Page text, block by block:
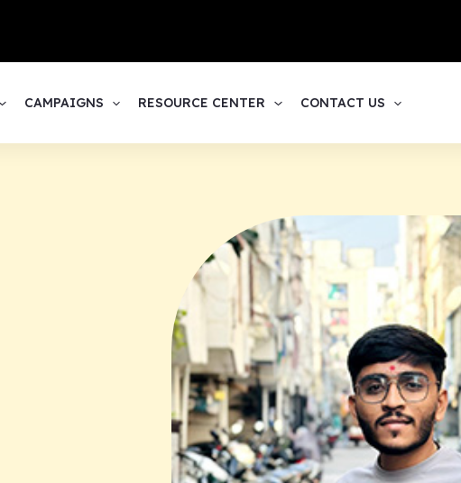
CAMPAIGNS RESOURCE CENTER CONTACT US